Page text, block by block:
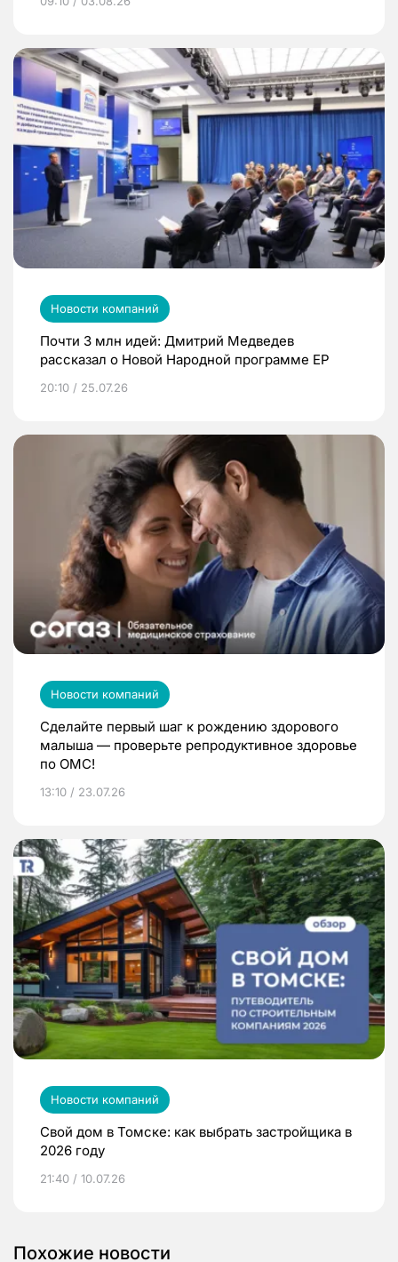
Новости компаний
Почти 3 млн идей: Дмитрий Медведев
рассказал о Новой Народной программе ЕР
20:10 / 25.07.26
Новости компаний
Сделайте первый шаг к рождению здорового
малыша — проверьте репродуктивное здоровье
по ОМС!
13:10 / 23.07.26
Новости компаний
Свой дом в Томске: как выбрать застройщика в
2026 году
21:40 / 10.07.26
Похожие новости